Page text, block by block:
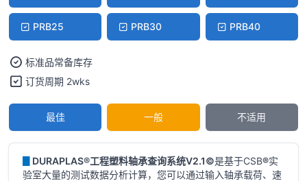
PRB25 PRB30 PRB40
标准品常备库存
订货周期 2wks
最佳 一般 不适用
DURAPLAS®工程塑料轴承查询系统V2.1©是基于CSB®实
验室大量的测试数据分析计算，您可以通过输入轴承载荷、速